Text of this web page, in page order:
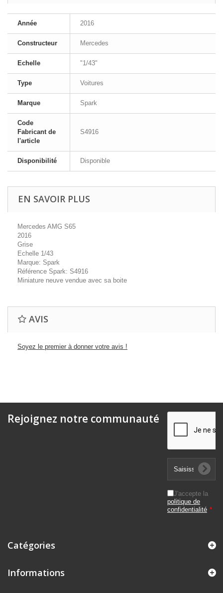
Année 2016
Constructeur Mercedes
Echelle "1/43"
Type Voitures
Marque Spark
Code
Fabricant de
l'article
S4916
Disponibilité Disponible
EN SAVOIR PLUS
Mercedes AMG S65
2016
Grise
Echelle 1/43
Marque: Spark
Référence Spark: S4916
Miniature neuve vendue avec sa boite
AVIS
Soyez le premier à donner votre avis !
Rejoignez notre communauté
J'accepte la
politique de
confidentialité *
Catégories
Informations